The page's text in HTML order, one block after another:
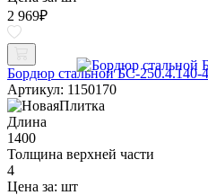
2 969₽
Бордюр стальной БС-
Артикул: 1150170
Длина
1400
Толщина верхней части
4
Цена за: шт